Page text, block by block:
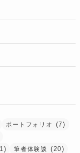
ポートフォリオ (7)
筆者体験談 (20)